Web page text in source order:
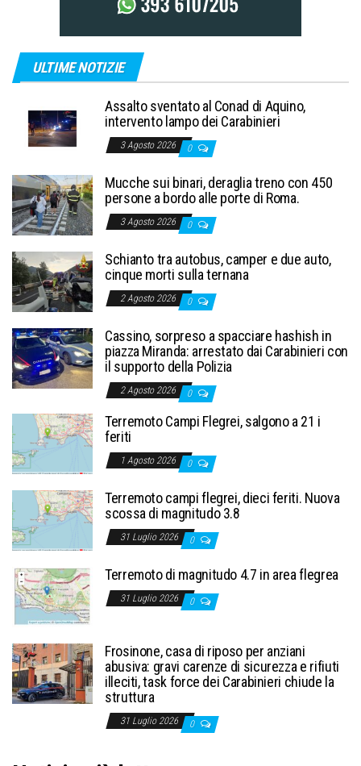
ULTIME NOTIZIE
Assalto sventato al Conad di Aquino,
intervento lampo dei Carabinieri
3 Agosto 2026 0
Mucche sui binari, deraglia treno con 450
persone a bordo alle porte di Roma.
3 Agosto 2026 0
Schianto tra autobus, camper e due auto,
cinque morti sulla ternana
2 Agosto 2026 0
Cassino, sorpreso a spacciare hashish in
piazza Miranda: arrestato dai Carabinieri con
il supporto della Polizia
2 Agosto 2026 0
Terremoto Campi Flegrei, salgono a 21 i
feriti
1 Agosto 2026 0
Terremoto campi flegrei, dieci feriti. Nuova
scossa di magnitudo 3.8
31 Luglio 2026 0
Terremoto di magnitudo 4.7 in area flegrea
31 Luglio 2026 0
Frosinone, casa di riposo per anziani
abusiva: gravi carenze di sicurezza e rifiuti
illeciti, task force dei Carabinieri chiude la
struttura
31 Luglio 2026 0